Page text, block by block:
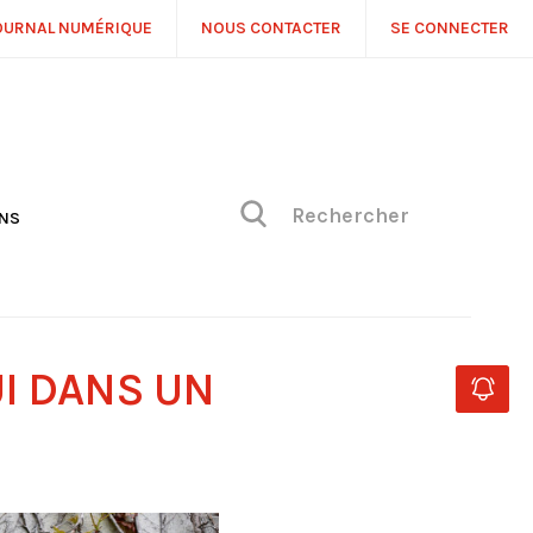
NUMÉRIQUE NOUS CONTACTER SE CONNECTER
DANS UN